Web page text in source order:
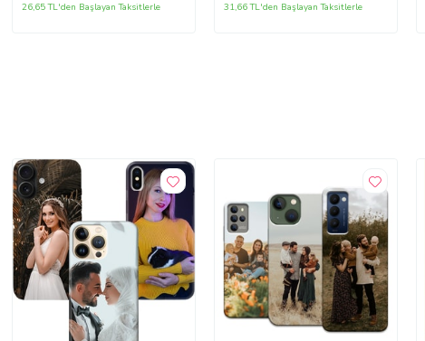
26,65 TL'den Başlayan Taksitlerle 31,66 TL'den Başlayan Taksitlerle